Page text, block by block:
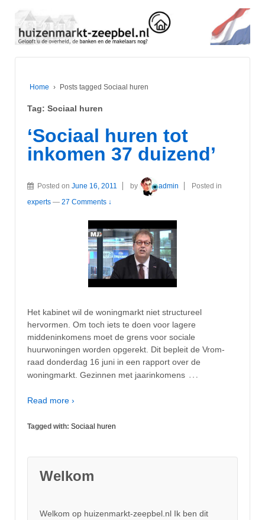
Home › Posts tagged Sociaal huren
Tag: Sociaal huren
‘Sociaal huren tot
inkomen 37 duizend’
Posted on June 16, 2011 by admin
Posted in
experts — 27 Comments ↓
Het kabinet wil de woningmarkt niet structureel
hervormen. Om toch iets te doen voor lagere
middeninkomens moet de grens voor sociale
huurwoningen worden opgerekt. Dit bepleit de Vrom-
raad donderdag 16 juni in een rapport over de
woningmarkt. Gezinnen met jaarinkomens …
Read more ›
Tagged with: Sociaal huren
Welkom
Welkom op huizenmarkt-zeepbel.nl Ik ben dit